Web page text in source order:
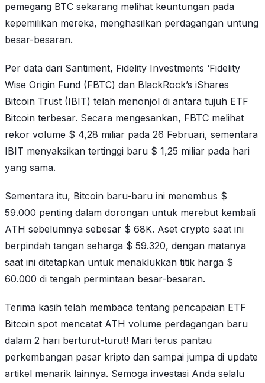
pemegang BTC sekarang melihat keuntungan pada
kepemilikan mereka, menghasilkan perdagangan untung
besar-besaran.
Per data dari Santiment, Fidelity Investments ‘Fidelity
Wise Origin Fund (FBTC) dan BlackRock’s iShares
Bitcoin Trust (IBIT) telah menonjol di antara tujuh ETF
Bitcoin terbesar. Secara mengesankan, FBTC melihat
rekor volume $ 4,28 miliar pada 26 Februari, sementara
IBIT menyaksikan tertinggi baru $ 1,25 miliar pada hari
yang sama.
Sementara itu, Bitcoin baru-baru ini menembus $
59.000 penting dalam dorongan untuk merebut kembali
ATH sebelumnya sebesar $ 68K. Aset crypto saat ini
berpindah tangan seharga $ 59.320, dengan matanya
saat ini ditetapkan untuk menaklukkan titik harga $
60.000 di tengah permintaan besar-besaran.
Terima kasih telah membaca tentang pencapaian ETF
Bitcoin spot mencatat ATH volume perdagangan baru
dalam 2 hari berturut-turut! Mari terus pantau
perkembangan pasar kripto dan sampai jumpa di update
artikel menarik lainnya. Semoga investasi Anda selalu